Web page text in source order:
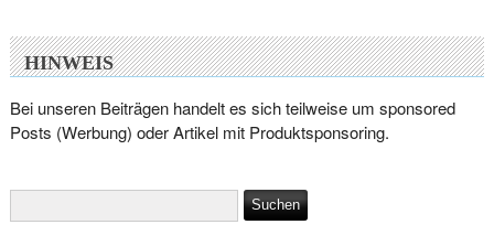
HINWEIS
Bei unseren Beiträgen handelt es sich teilweise um sponsored
Posts (Werbung) oder Artikel mit Produktsponsoring.